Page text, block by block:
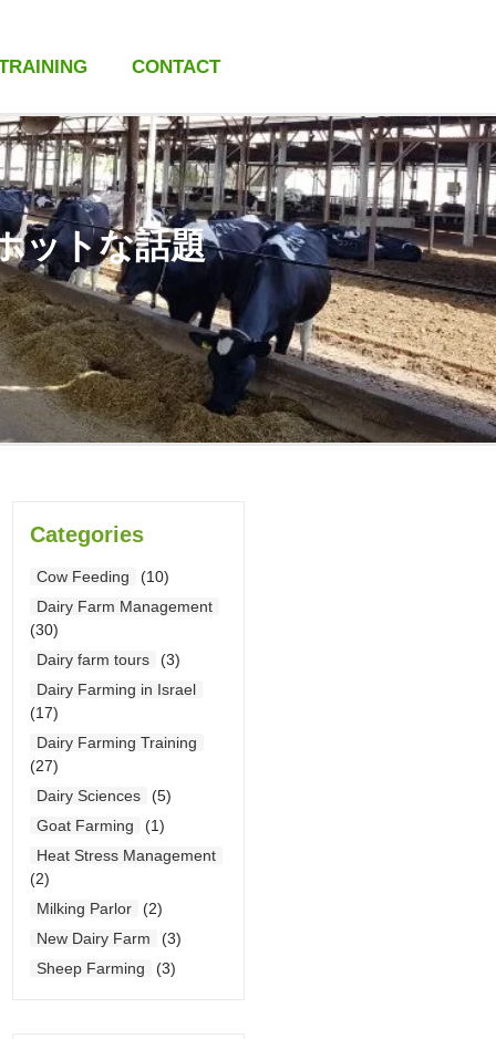
CONTACT
ットな話題
Categories
Cow Feeding
(10)
Dairy Farm Management
(30)
Dairy farm tours
(3)
Dairy Farming in Israel
(17)
Dairy Farming Training
(27)
Dairy Sciences
(5)
Goat Farming
(1)
Heat Stress Management
(2)
Milking Parlor
(2)
New Dairy Farm
(3)
Sheep Farming
(3)